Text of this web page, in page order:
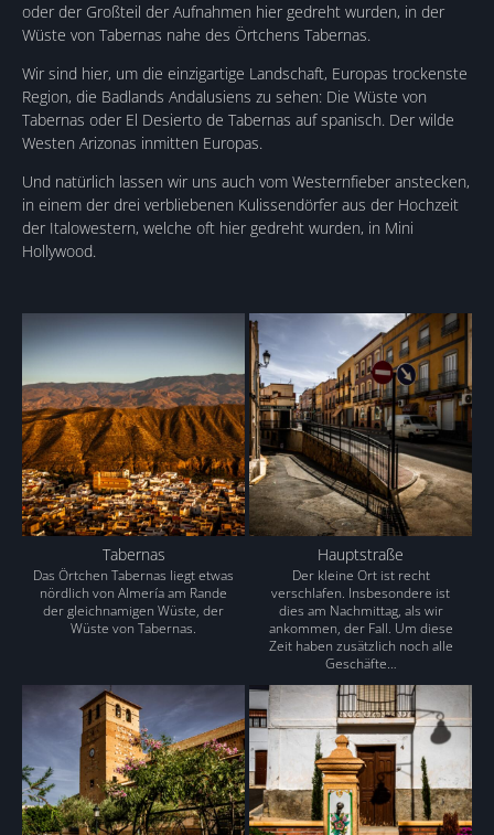
oder der Großteil der Aufnahmen hier gedreht wurden, in der
Wüste von Tabernas nahe des Örtchens Tabernas.
Wir sind hier, um die einzigartige Landschaft, Europas trockenste
Region, die Badlands Andalusiens zu sehen: Die Wüste von
Tabernas oder El Desierto de Tabernas auf spanisch. Der wilde
Westen Arizonas inmitten Europas.
Und natürlich lassen wir uns auch vom Westernfieber anstecken,
in einem der drei verbliebenen Kulissendörfer aus der Hochzeit
der Italowestern, welche oft hier gedreht wurden, in Mini
Hollywood.
Tabernas
Das Örtchen Tabernas liegt etwas
nördlich von Almería am Rande
der gleichnamigen Wüste, der
Wüste von Tabernas.
Hauptstraße
Der kleine Ort ist recht
verschlafen. Insbesondere ist
dies am Nachmittag, als wir
ankommen, der Fall. Um diese
Zeit haben zusätzlich noch alle
Geschäfte…